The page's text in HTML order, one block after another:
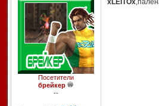
Посетители
брейкер
--
xLEITOx